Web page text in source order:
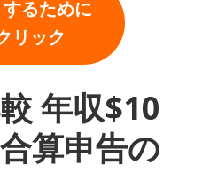
るために
リック
年収$10
算申告の